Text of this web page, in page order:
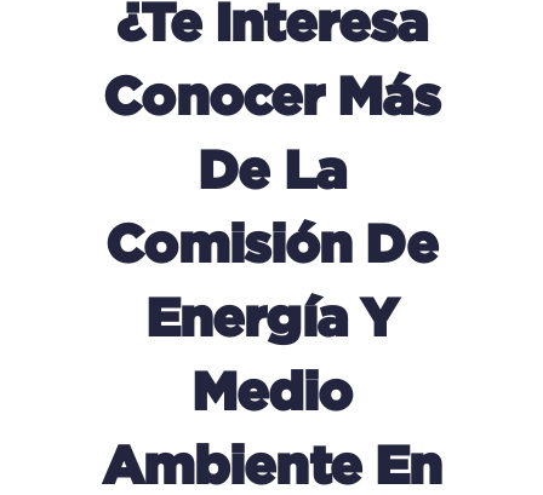
¿Te Interesa
Conocer Más
De La
Comisión De
Energía Y
Medio
Ambiente En